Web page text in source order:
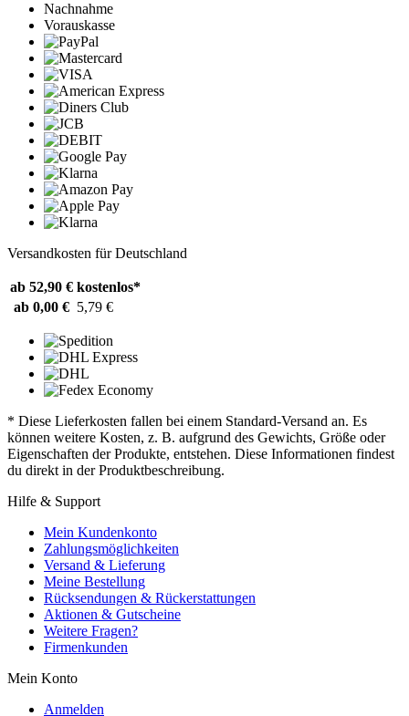
Nachnahme
Vorauskasse
Versandkosten für Deutschland
ab 52,90 € kostenlos*
ab 0,00 € 5,79 €
* Diese Lieferkosten fallen bei einem Standard-Versand an. Es
können weitere Kosten, z. B. aufgrund des Gewichts, Größe oder
Eigenschaften der Produkte, entstehen. Diese Informationen findest
du direkt in der Produktbeschreibung.
Hilfe & Support
Mein Kundenkonto
Zahlungsmöglichkeiten
Versand & Lieferung
Meine Bestellung
Rücksendungen & Rückerstattungen
Aktionen & Gutscheine
Weitere Fragen?
Firmenkunden
Mein Konto
Anmelden